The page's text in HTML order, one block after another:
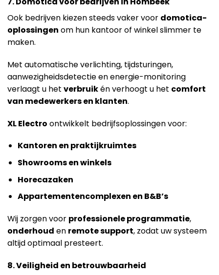
Ook bedrijven kiezen steeds vaker voor domotica-
oplossingen om hun kantoor of winkel slimmer te
maken.
Met automatische verlichting, tijdsturingen,
aanwezigheidsdetectie en energie-monitoring
verlaagt u het verbruikén verhoogt u het comfort
van medewerkers en klanten.
XL Electro ontwikkelt bedrijfsoplossingen voor:
Kantoren en praktijkruimtes
Showrooms en winkels
Horecazaken
Appartementencomplexen en B&B’s
Wij zorgen voor professionele programmatie,
onderhoud en remote support, zodat uw systeem
altijd optimaal presteert.
8. Veiligheid en betrouwbaarheid